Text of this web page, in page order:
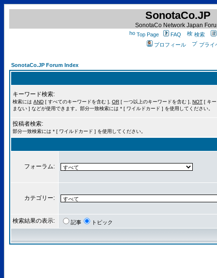
SonotaCo.JP
SonotaCo Network Japan
Top Page FAQ
検索
プロフィール
プライ
SonotaCo.JP Forum Index
キーワード検索:
検索には AND [ すべてのキーワードを含む ], OR [ 一つ以上のキーワードを含む ], NOT [ キ
まない ] などが使用できます。部分一致検索には * [ ワイルドカード ] を使用してください。
投稿者検索:
部分一致検索には * [ ワイルドカード ] を使用してください。
フォーラム:
カテゴリー:
検索結果の表示: 記事 トピック